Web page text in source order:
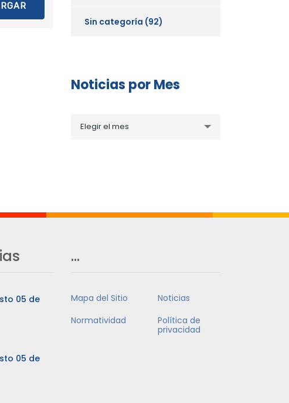
Sin categoría (92)
Noticias por Mes
porElegir el mes
05 de
05 de
…
Mapa del Sitio
Noticias
Normatividad
Política de
privacidad